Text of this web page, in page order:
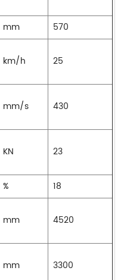
mm 570
km/h 25
mm/s 430
KN 23
% 18
mm 4520
mm 3300